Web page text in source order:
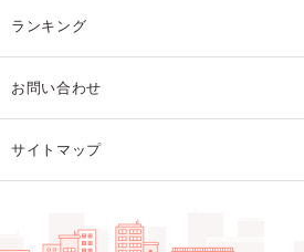
ランキング
お問い合わせ
サイトマップ